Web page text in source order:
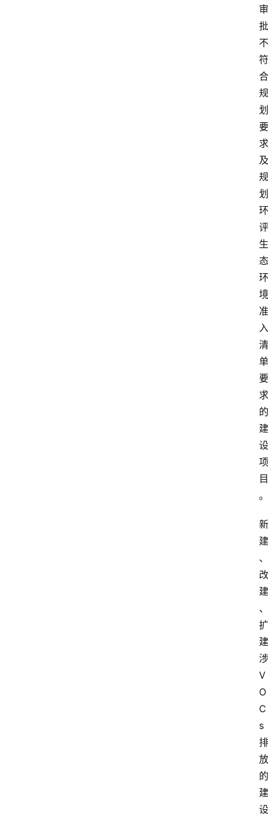
审
批
不
符
合
规
划
要
求
及
规
划
环
评
生
态
环
境
准
入
清
单
要
求
的
建
设
项
目
。
新
建
、
改
建
、
扩
建
涉
V
O
C
s
排
放
的
建
设